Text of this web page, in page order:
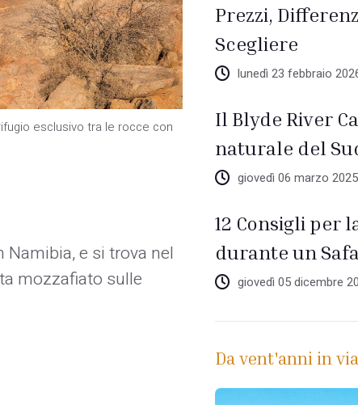
esclusivo tra le rocce con
e si trova nel
mozzafiato sulle
Prezzi,
Scegliere
lunedì 23 febbraio
Il Blyde River
naturale del
giovedì 06 marzo 2025
12 Consigli per
durante un
giovedì 05 dicembre
Da vent'anni in